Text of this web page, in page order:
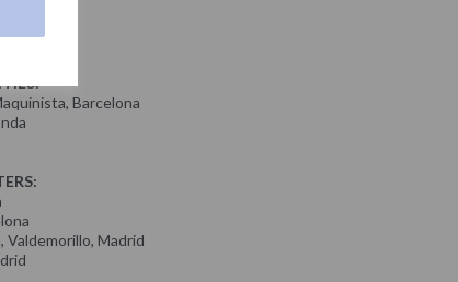
Barcelona
Madrid